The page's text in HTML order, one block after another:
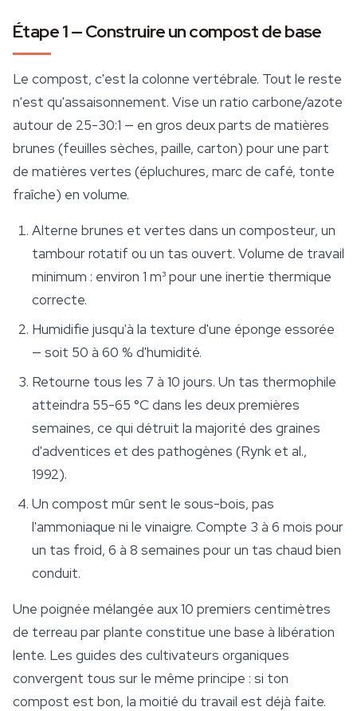
Étape 1 — Construire un compost de base
Le compost, c'est la colonne vertébrale. Tout le reste
n'est qu'assaisonnement. Vise un ratio carbone/azote
autour de 25-30:1 — en gros deux parts de matières
brunes (feuilles sèches, paille, carton) pour une part
de matières vertes (épluchures, marc de café, tonte
fraîche) en volume.
Alterne brunes et vertes dans un composteur, un
tambour rotatif ou un tas ouvert. Volume de travail
minimum : environ 1 m³ pour une inertie thermique
correcte.
Humidifie jusqu'à la texture d'une éponge essorée
— soit 50 à 60 % d'humidité.
Retourne tous les 7 à 10 jours. Un tas thermophile
atteindra 55-65 °C dans les deux premières
semaines, ce qui détruit la majorité des graines
d'adventices et des pathogènes (Rynk et al.,
1992).
Un compost mûr sent le sous-bois, pas
l'ammoniaque ni le vinaigre. Compte 3 à 6 mois pour
un tas froid, 6 à 8 semaines pour un tas chaud bien
conduit.
Une poignée mélangée aux 10 premiers centimètres
de terreau par plante constitue une base à libération
lente. Les guides des cultivateurs organiques
convergent tous sur le même principe : si ton
compost est bon, la moitié du travail est déjà faite.